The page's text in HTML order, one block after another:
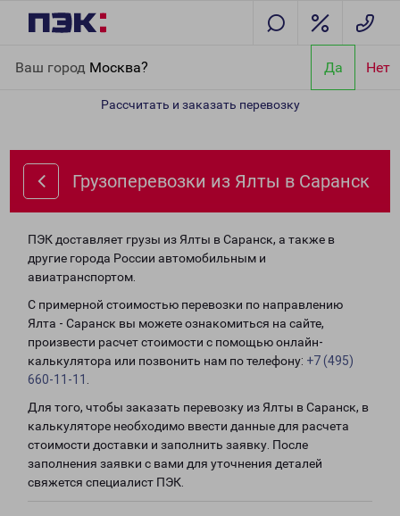
Ваш город Москва? Да Нет
Рассчитать и заказать перевозку
Грузоперевозки из Ялты в Саранск
ПЭК доставляет грузы из Ялты в Саранск, а также в
другие города России автомобильным и
авиатранспортом.
С примерной стоимостью перевозки по направлению
Ялта - Саранск вы можете ознакомиться на сайте,
произвести расчет стоимости с помощью онлайн-
калькулятора или позвонить нам по телефону: +7 (495)
660-11-11
Для того, чтобы заказать перевозку из Ялты в Саранск, в
калькуляторе необходимо ввести данные для расчета
стоимости доставки и заполнить заявку. После
заполнения заявки с вами для уточнения деталей
свяжется специалист ПЭК.